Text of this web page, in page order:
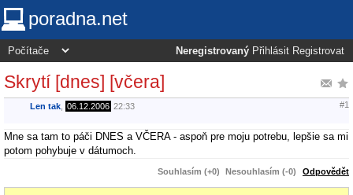
poradna.net
Neregistrovaný Přihlásit Registrovat
Skrytí [dnes] [včera]
Len tak 06.12.2006 22:33 #1
Mne sa tam to páči DNES a VČERA - aspoň pre moju potrebu, lepšie sa mi
potom pohybuje v dátumoch.
Souhlasím (+0) Nesouhlasím (-0) Odpovědět